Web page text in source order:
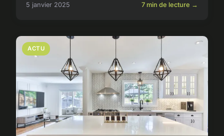
5 janvier 2025 7 min de lecture →
ACTU